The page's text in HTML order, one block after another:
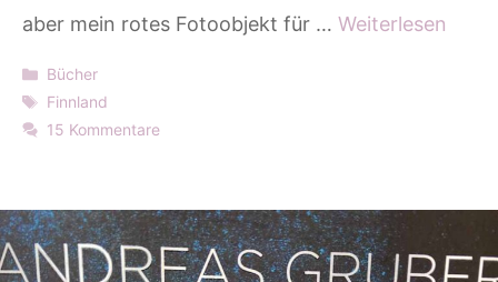
aber mein rotes Fotoobjekt für … Weiterlesen
Kategorien
Bücher
Schlagwörter
Finnland
15 Kommentare